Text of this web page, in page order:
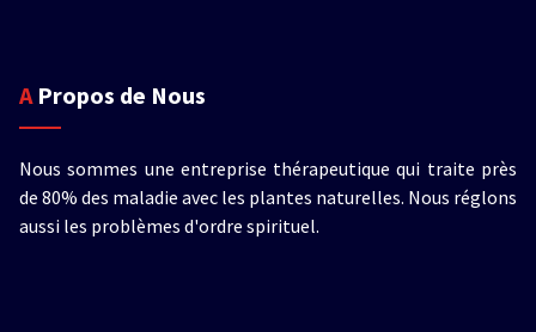
A Propos de Nous
Nous sommes une entreprise thérapeutique qui traite près
de 80% des maladie avec les plantes naturelles. Nous réglons
aussi les problèmes d'ordre spirituel.